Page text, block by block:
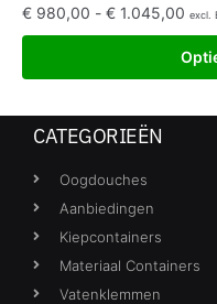
€ 980,00 - € 1.045,00 excl.
CATEGORIEËN
Oogdouches
Aanbiedingen
Kiepcontainers
Materiaal Containers
Vatenklemmen